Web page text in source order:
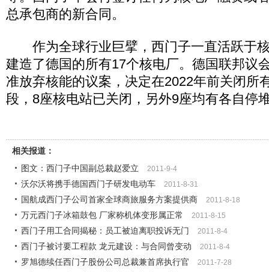
总承包商的新合同。
作为全球行业巨擘，西门子一直活跃于
建造了德国的所有17个核电厂。德国联邦议
准放弃核能的议案，决定在2022年前关闭所
段，8座核电站已关闭，另外9座均有各自停
相关报道：
图文：西门子中国副总裁赵爱立
2011-9-4
沃尔沃将携手德国西门子研发电动车 2011-8-31
国航成西门子公司首家全球商旅服务方案提供商 2011-8-18
万元西门子冰箱鼓包 厂家称机体变形属正常 2011-8-15
西门子用工合同揭秘：员工被迫离职投诉无门 2011-8-4
西门子被讨要工程款 龙元建设：与合同曾变动 2011-8-4
罗旭德续任西门子股份公司总裁兼首席执行官 2011-7-28